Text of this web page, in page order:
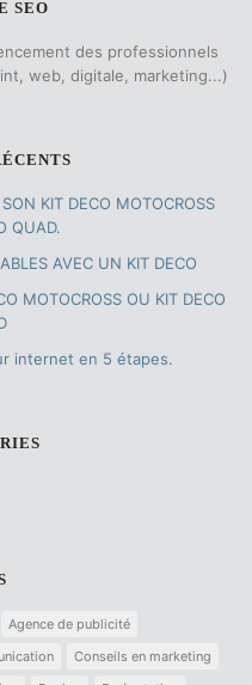
SEO
des professionnels
web, digitale, marketing...)
KIT DECO MOTOCROSS
QUAD.
AVEC UN KIT DECO
MOTOCROSS OU KIT DECO
internet en 5 étapes.
Agence de publicité
Conseils en marketing